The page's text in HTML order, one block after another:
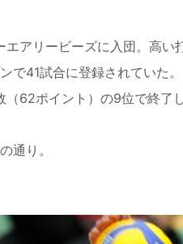
アリービーズに入団。高
で41試合に登録されていた。
62ポイント）の9位で終了し
通り。